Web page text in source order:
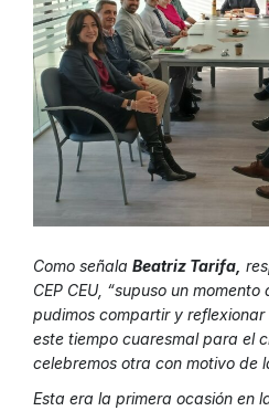
Como señala Beatriz Tarifa,
CEP CEU, “supuso un
pudimos compartir y
este tiempo cuaresmal para el
celebremos otra con motivo de
Esta era la primera ocasión en